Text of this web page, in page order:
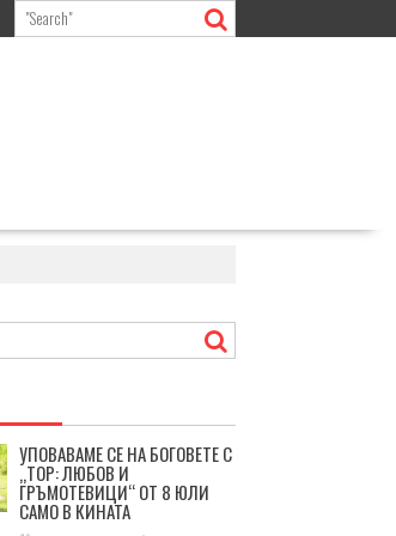
УПОВАВАМЕ СЕ НА БОГОВЕТЕ С
„ТОР: ЛЮБОВ И
ГРЪМОТЕВИЦИ“ ОТ 8 ЮЛИ
САМО В КИНАТА